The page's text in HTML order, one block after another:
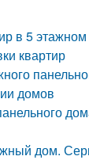
в 5
квартир
домов
дом.